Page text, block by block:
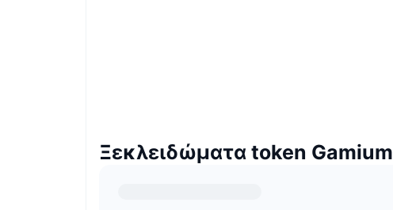
Ξεκλειδώματα token Gamium